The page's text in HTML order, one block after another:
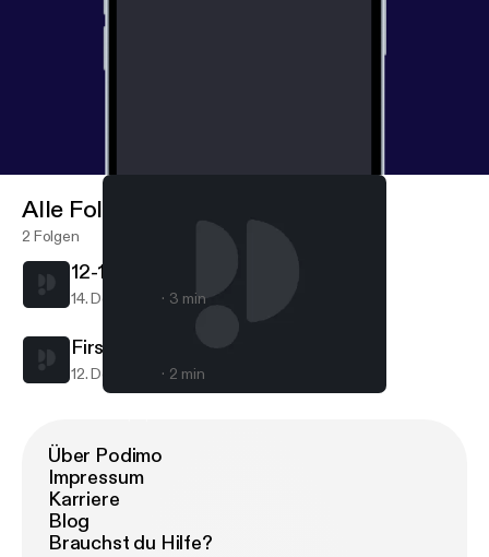
Alle Folgen
2 Folgen
12-14-2017
14. Dez. 2017 3 min
First Podcast on Anchor
12. Dez. 2017 2 min
Über Podimo
Impressum
Karriere
Blog
Brauchst du Hilfe?